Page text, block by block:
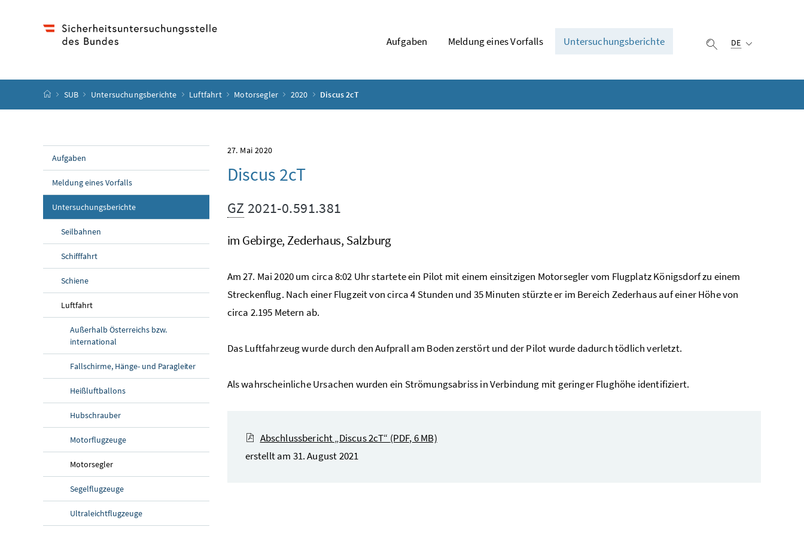
Aufgaben Meldung eines Vorfalls Untersuchungsberichte Suche einblenden
DE
Startseite
SUB Untersuchungsberichte Luftfahrt Motorsegler 2020 Discus 2cT
Aufgaben
Meldung eines Vorfalls
Untersuchungsberichte
Seilbahnen
Schifffahrt
Schiene
Luftfahrt
Außerhalb Österreichs bzw.
international
Fallschirme, Hänge- und Paragleiter
Heißluftballons
Hubschrauber
Motorflugzeuge
Motorsegler
Segelflugzeuge
Ultraleichtflugzeuge
27. Mai 2020
Discus 2cT
GZ 2021-0.591.381
im Gebirge, Zederhaus, Salzburg
Am 27. Mai 2020 um circa 8:02 Uhr startete ein Pilot mit einem einsitzigen Motorsegler vom Flugplatz Königsdorf zu einem
Streckenflug. Nach einer Flugzeit von circa 4 Stunden und 35 Minuten stürzte er im Bereich Zederhaus auf einer Höhe von
circa 2.195 Metern ab.
Das Luftfahrzeug wurde durch den Aufprall am Boden zerstört und der Pilot wurde dadurch tödlich verletzt.
Als wahrscheinliche Ursachen wurden ein Strömungsabriss in Verbindung mit geringer Flughöhe identifiziert.
Abschlussbericht „Discus 2cT“ (PDF, 6 MB)
erstellt am 31. August 2021